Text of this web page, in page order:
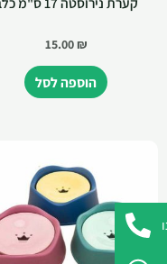
15.00₪
הוספה לסל